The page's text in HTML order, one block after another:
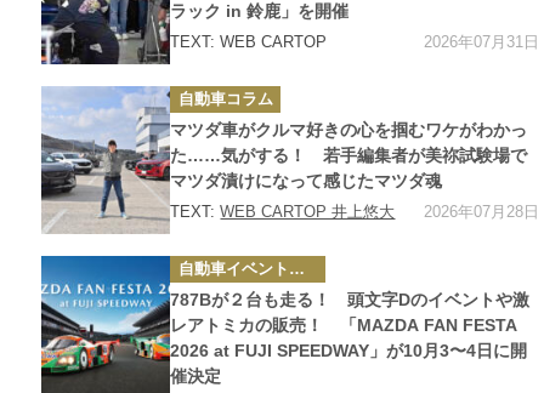
ラック in 鈴鹿」を開催
TEXT: WEB CARTOP 2026年07月31日
カ
テ
ゴ
リ
ー
自動車コラム
マツダ車がクルマ好きの心を掴むワケがわかっ
た……気がする！ 若手編集者が美祢試験場で
マツダ漬けになって感じたマツダ魂
TEXT:WEB CARTOP 井上悠大 2026年07月28日
カ
テ
ゴ
リ
ー
自動車イベント・カーイベント
787Bが２台も走る！ 頭文字Dのイベントや激
レアトミカの販売！ 「MAZDA FAN FESTA
2026 at FUJI SPEEDWAY」が10月3〜4日に開
催決定